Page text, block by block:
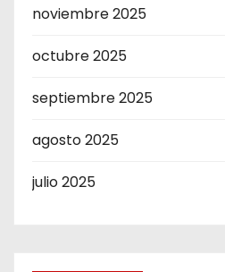
noviembre 2025
octubre 2025
septiembre 2025
agosto 2025
julio 2025